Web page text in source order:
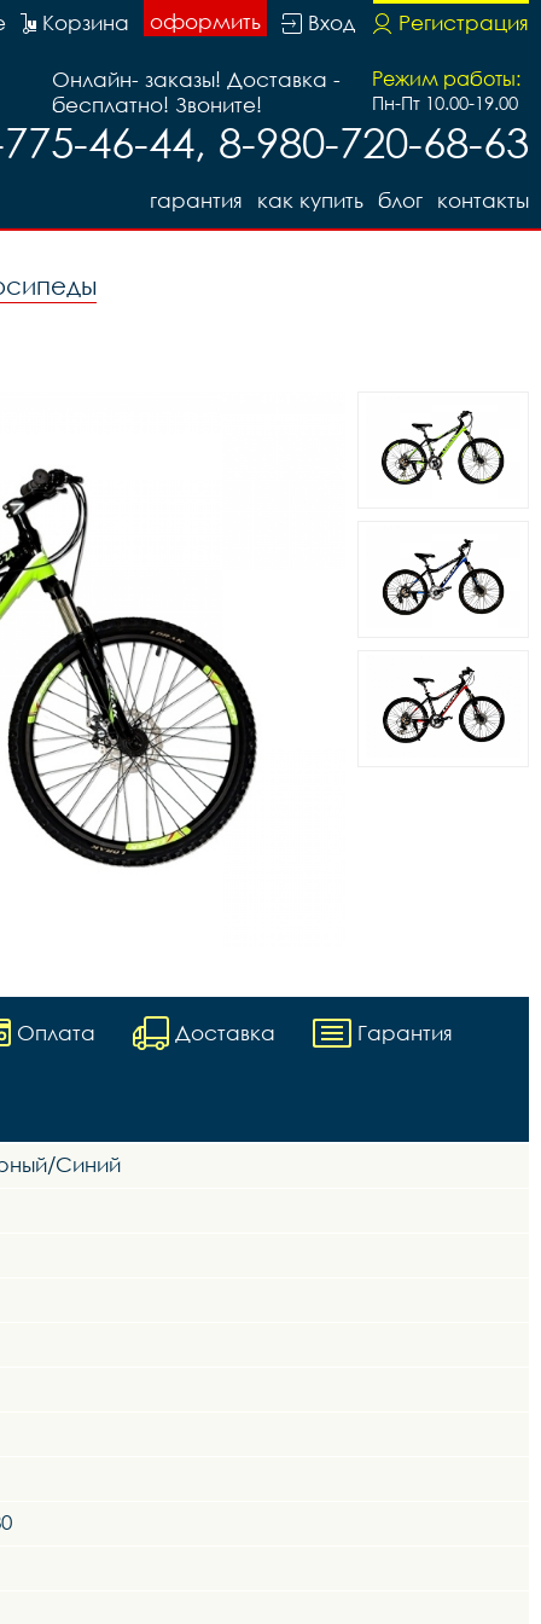
Регистрация
Вход
оформить
Корзина
Режим работы:
Пн-Пт 10.00-19.00
Онлайн- заказы! Доставка -
бесплатно! Звоните!
46-44, 8-980-720-68-63
контакты
блог
как купить
гарантия
Оплата Доставка Гарантия
Синий